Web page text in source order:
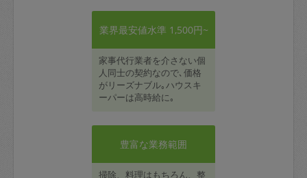
業界最安値水準 1,500円~
家事代行業者を介さない個
人同士の契約なので､価格
がリーズナブル｡ハウスキ
ーパーは高時給に｡
豊富な業務範囲
掃除、料理はもちろん、整